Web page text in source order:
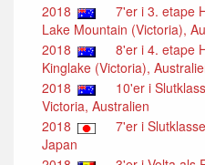
2018
7'er i 3. etape
Lake Mountain (Victoria),
2018
8'er i 4. etape
Kinglake (Victoria),
2018
10'er i
Victoria, Australien
2018
7'er i
Japan